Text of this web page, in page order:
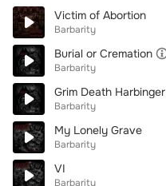
Victim of Abortion
Barbarity
Burial or Cremation
Barbarity
Grim Death Harbinger
Barbarity
My Lonely Grave
Barbarity
VI
Barbarity